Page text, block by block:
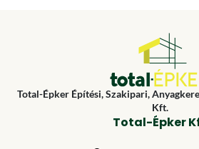
Total-Épker Építési, Szakipari,
Kft.
Total-Épker